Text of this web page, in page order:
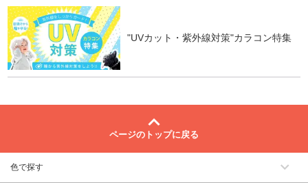
"UVカット・紫外線対策"カラコン特集
ページのトップに戻る
色で探す